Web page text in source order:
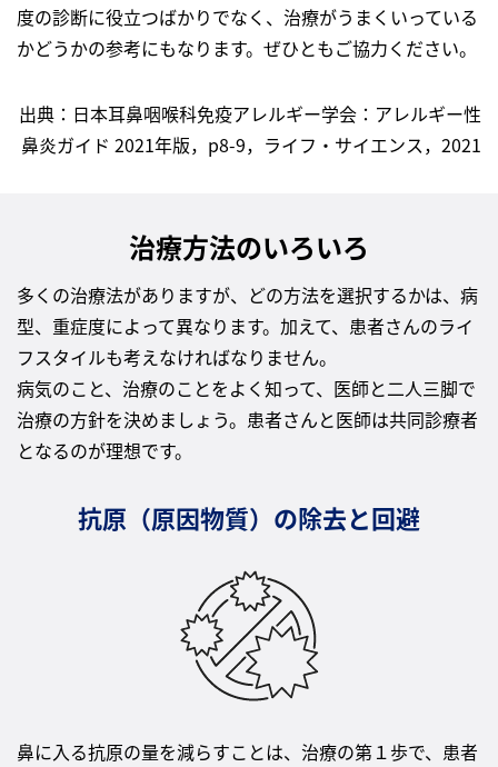
度の診断に役立つばかりでなく、治療がうまくいっている
かどうかの参考にもなります。ぜひともご協力ください。
出典：日本耳鼻咽喉科免疫アレルギー学会：アレルギー性
鼻炎ガイド 2021年版，p8-9，ライフ・サイエンス，2021
治療方法のいろいろ
多くの治療法がありますが、どの方法を選択するかは、病
型、重症度によって異なります。加えて、患者さんのライ
フスタイルも考えなければなりません。
病気のこと、治療のことをよく知って、医師と二人三脚で
治療の方針を決めましょう。患者さんと医師は共同診療者
となるのが理想です。
抗原（原因物質）の除去と回避
鼻に入る抗原の量を減らすことは、治療の第１歩で、患者